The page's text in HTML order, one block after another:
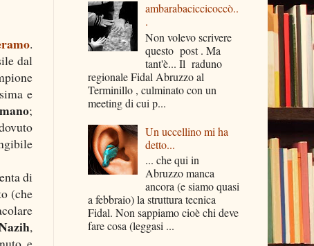
.
dal
e
;
di
(che
,
ambarabaciccicoccò..
.
Non volevo scrivere
questo post . Ma
tant'è... Il raduno
regionale Fidal Abruzzo al
Terminillo , culminato con un
meeting di cui p...
Un uccellino mi ha
detto...
... che qui in
Abruzzo manca
ancora (e siamo quasi
a febbraio) la struttura tecnica
Fidal. Non sappiamo cioè chi deve
fare cosa (leggasi ...